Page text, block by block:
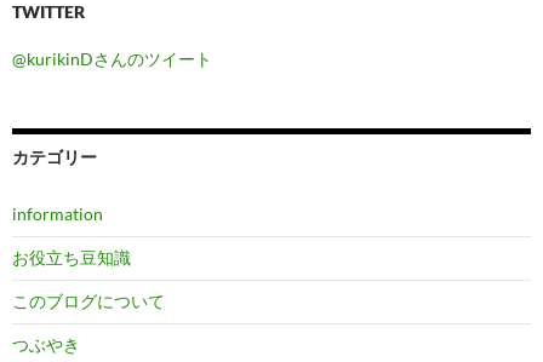
TWITTER
@kurikinDさんのツイート
カテゴリー
information
お役立ち豆知識
このブログについて
つぶやき